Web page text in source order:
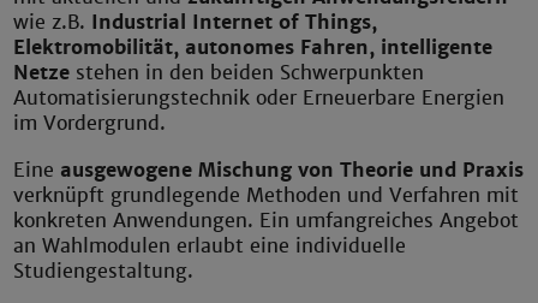
wie z.B. Industrial Internet of Things,
Elektromobilität, autonomes Fahren, intelligente
Netze stehen in den beiden Schwerpunkten
Automatisierungstechnik oder Erneuerbare Energien
im Vordergrund.
Eine ausgewogene Mischung von Theorie und Praxis
verknüpft grundlegende Methoden und Verfahren mit
konkreten Anwendungen. Ein umfangreiches Angebot
an Wahlmodulen erlaubt eine individuelle
Studiengestaltung.